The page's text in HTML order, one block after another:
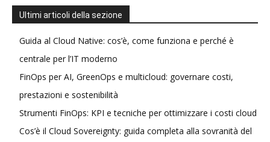
Ultimi articoli della sezione
Guida al Cloud Native: cos’è, come funziona e perché è
centrale per l’IT moderno
FinOps per AI, GreenOps e multicloud: governare costi,
prestazioni e sostenibilità
Strumenti FinOps: KPI e tecniche per ottimizzare i costi cloud
Cos’è il Cloud Sovereignty: guida completa alla sovranità del